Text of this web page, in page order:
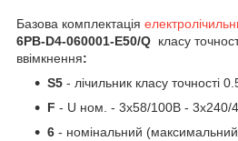
Базова комплектація
6PB-D4-060001-Е50/Q класу
ввімкнення:
S5 - лічильник класу точності
F - U ном. - 3х58/100В - 3x240/
6 - номінальний